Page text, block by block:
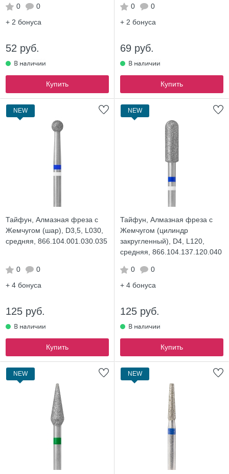
0
0
+ 2 бонуса
52 руб.
Купить
0
0
+ 2 бонуса
69 руб.
Купить
NEW
Тайфун, Алмазная фреза с
Жемчугом (шар), D3,5, L030,
средняя, 866.104.001.030.035
0
0
+ 4 бонуса
125 руб.
Купить
NEW
Тайфун, Алмазная фреза с
Жемчугом (цилиндр
закругленный), D4, L120,
средняя, 866.104.137.120.040
0
0
+ 4 бонуса
125 руб.
Купить
NEW NEW